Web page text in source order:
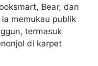
Bear, dan
memukau publik
termasuk
di karpet